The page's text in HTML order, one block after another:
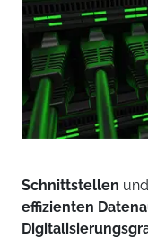
Schnittstellen und
effizienten